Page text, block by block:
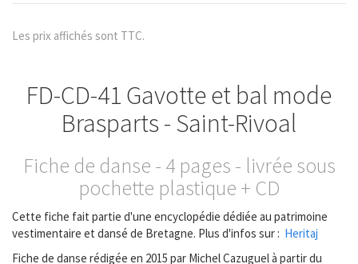
Les prix affichés sont TTC.
FD-CD-41 Gavotte et bal mode
Brasparts - Saint-Rivoal
Fiche de danse - 4 pages - livrée sous
pochette plastique + CD
Cette fiche fait partie d'une encyclopédie dédiée au patrimoine
vestimentaire et dansé de Bretagne. Plus d'infos sur : Heritaj
Fiche de danse rédigée en 2015 par Michel Cazuguel à partir du